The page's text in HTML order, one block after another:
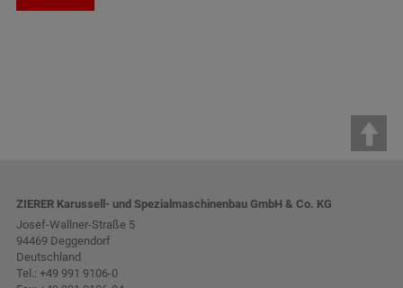
ZIERER Karussell- und Spezialmaschinenbau GmbH & Co. KG
Josef-Wallner-Straße 5
94469 Deggendorf
Deutschland
Tel.: +49 991 9106-0